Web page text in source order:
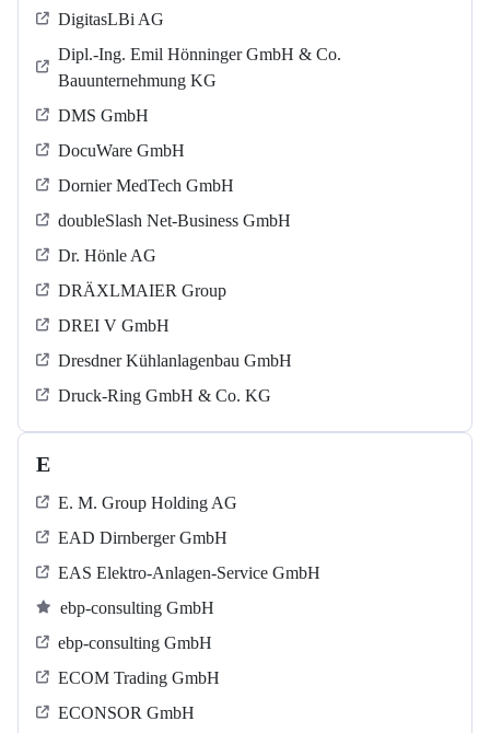
DigitasLBi AG
Dipl.-Ing. Emil Hönninger GmbH & Co.
Bauunternehmung KG
DMS GmbH
DocuWare GmbH
Dornier MedTech GmbH
doubleSlash Net-Business GmbH
Dr. Hönle AG
DRÄXLMAIER Group
DREI V GmbH
Dresdner Kühlanlagenbau GmbH
Druck-Ring GmbH & Co. KG
E
E. M. Group Holding AG
EAD Dirnberger GmbH
EAS Elektro-Anlagen-Service GmbH
ebp-consulting GmbH
ebp-consulting GmbH
ECOM Trading GmbH
ECONSOR GmbH